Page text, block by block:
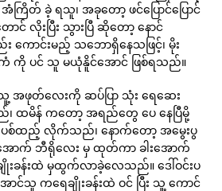
ကြိတ် ခဲ့ ရသူ၊ အခုတော့ ဖင်ပြောင်ပြောင်
ောင် လိုးပြီး သွားပြီ ဆိုတော့ နောင်
ကောင်းမည့် သဘောရှိနေသဖြင့်၊ မိုး
ပင် သူ မယုံနိူင်အောင် ဖြစ်ရသည်။
း သူ့ အဖုတ်လေးကို ဆပ်ပြာ သုံး ရေဆေး
ထမိန် ကတော့ အရည်တွေ ပေ နေပြီမို့
ပစ်ထည့် လိုက်သည်၊ နောက်တော့ အမွေးပွ
က် ဘီရိုလေး မှ ထုတ်ကာ ခါးအောက်
းခန်းထဲ မှထွက်လာခဲ့လေသည်။ ဒေါ်ဝင်းပ
င်သူ ကရေချိုးခန်းထဲ ဝင် ပြီး သူ့ ကောင်